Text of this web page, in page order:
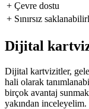
+ Çevre dostu
+ Sınırsız
Dijital
Dijital kartvizitler,
hali olarak
birçok avantaj
yakından inceleyelim.